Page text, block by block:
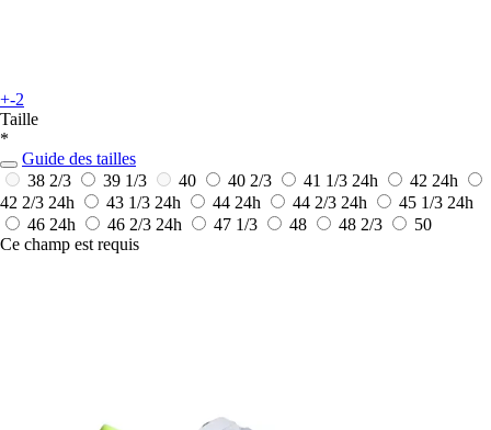
+-2
Taille
*
Guide des tailles
38 2/3
39 1/3 40 40 2/3 41 1/3 24h 42 24h
42 2/3 24h 43 1/3 24h 44 24h 44 2/3 24h 45 1/3 24h
46 24h 46 2/3 24h 47 1/3 48 48 2/3
50
Ce champ est requis